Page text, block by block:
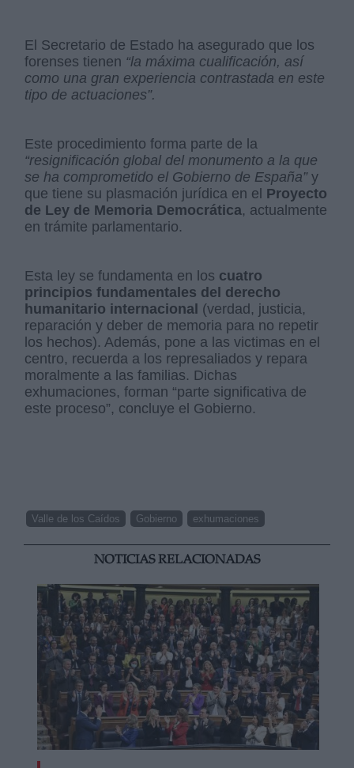
El Secretario de Estado ha asegurado que los
forenses tienen “la máxima cualificación, así
como una gran experiencia contrastada en este
tipo de actuaciones”.
Este procedimiento forma parte de la
“resignificación global del monumento a la que
se ha comprometido el Gobierno de España”y
que tiene su plasmación jurídica en el Proyecto
de Ley de Memoria Democrática, actualmente
en trámite parlamentario.
Esta ley se fundamenta en los cuatro
principios fundamentales del derecho
humanitario internacional (verdad, justicia,
reparación y deber de memoria para no repetir
los hechos). Además, pone a las victimas en el
centro, recuerda a los represaliados y repara
moralmente a las familias. Dichas
exhumaciones, forman “parte significativa de
este proceso”, concluye el Gobierno.
Valle de los Caídos Gobierno exhumaciones
NOTICIAS RELACIONADAS